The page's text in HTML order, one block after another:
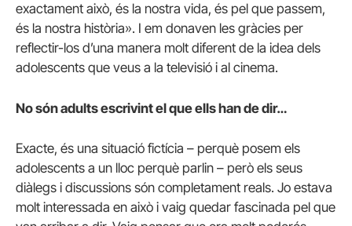
exactament això, és la nostra vida, és pel que passem,
és la nostra història». I em donaven les gràcies per
reflectir-los d’una manera molt diferent de la idea dels
adolescents que veus a la televisió i al cinema.
No són adults escrivint el que ells han de dir…
Exacte, és una situació fictícia – perquè posem els
adolescents a un lloc perquè parlin – però els seus
diàlegs i discussions són completament reals. Jo estava
molt interessada en això i vaig quedar fascinada pel que